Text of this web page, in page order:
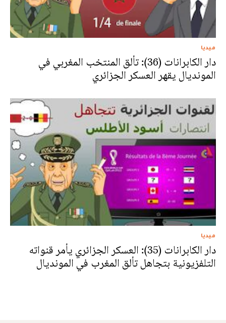
ميديا
دار الكابرانات (36): تألق المنتخب المغربي في
المونديال يقهر العسكر الجزائري
ميديا
دار الكابرانات (35): العسكر الجزائري يأمر قنواته
التلفزيونية بتجاهل تألق المغرب في المونديال